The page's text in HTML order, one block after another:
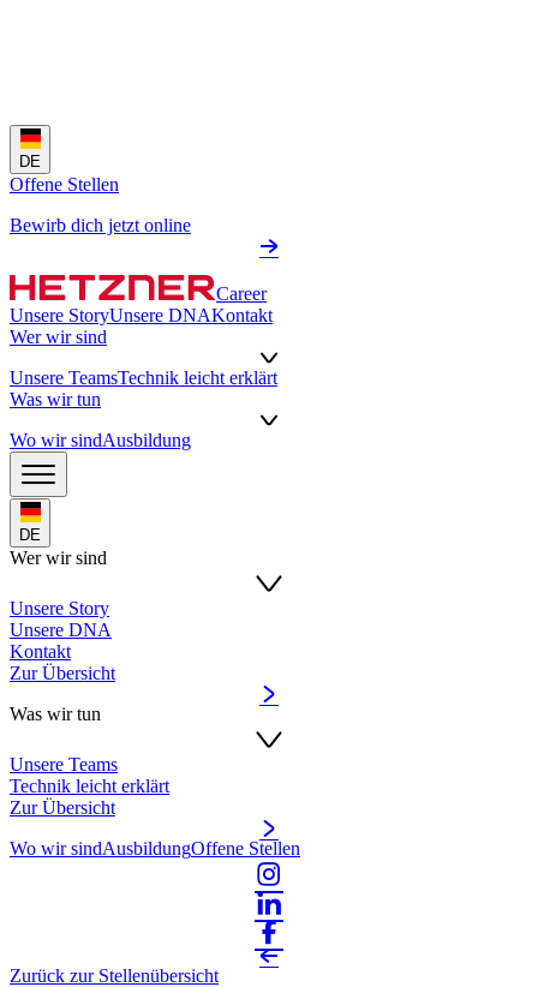
DE
Offene Stellen
Bewirb dich jetzt online
Career
Unsere StoryUnsere DNAKontakt
Wer wir sind
Unsere TeamsTechnik leicht erklärt
Was wir tun
Wo wir sindAusbildung
DE
Wer wir sind
Unsere Story
Unsere DNA
Kontakt
Zur Übersicht
Was wir tun
Unsere Teams
Technik leicht erklärt
Zur Übersicht
Wo wir sindAusbildungOffene Stellen
Zurück zur Stellenübersicht